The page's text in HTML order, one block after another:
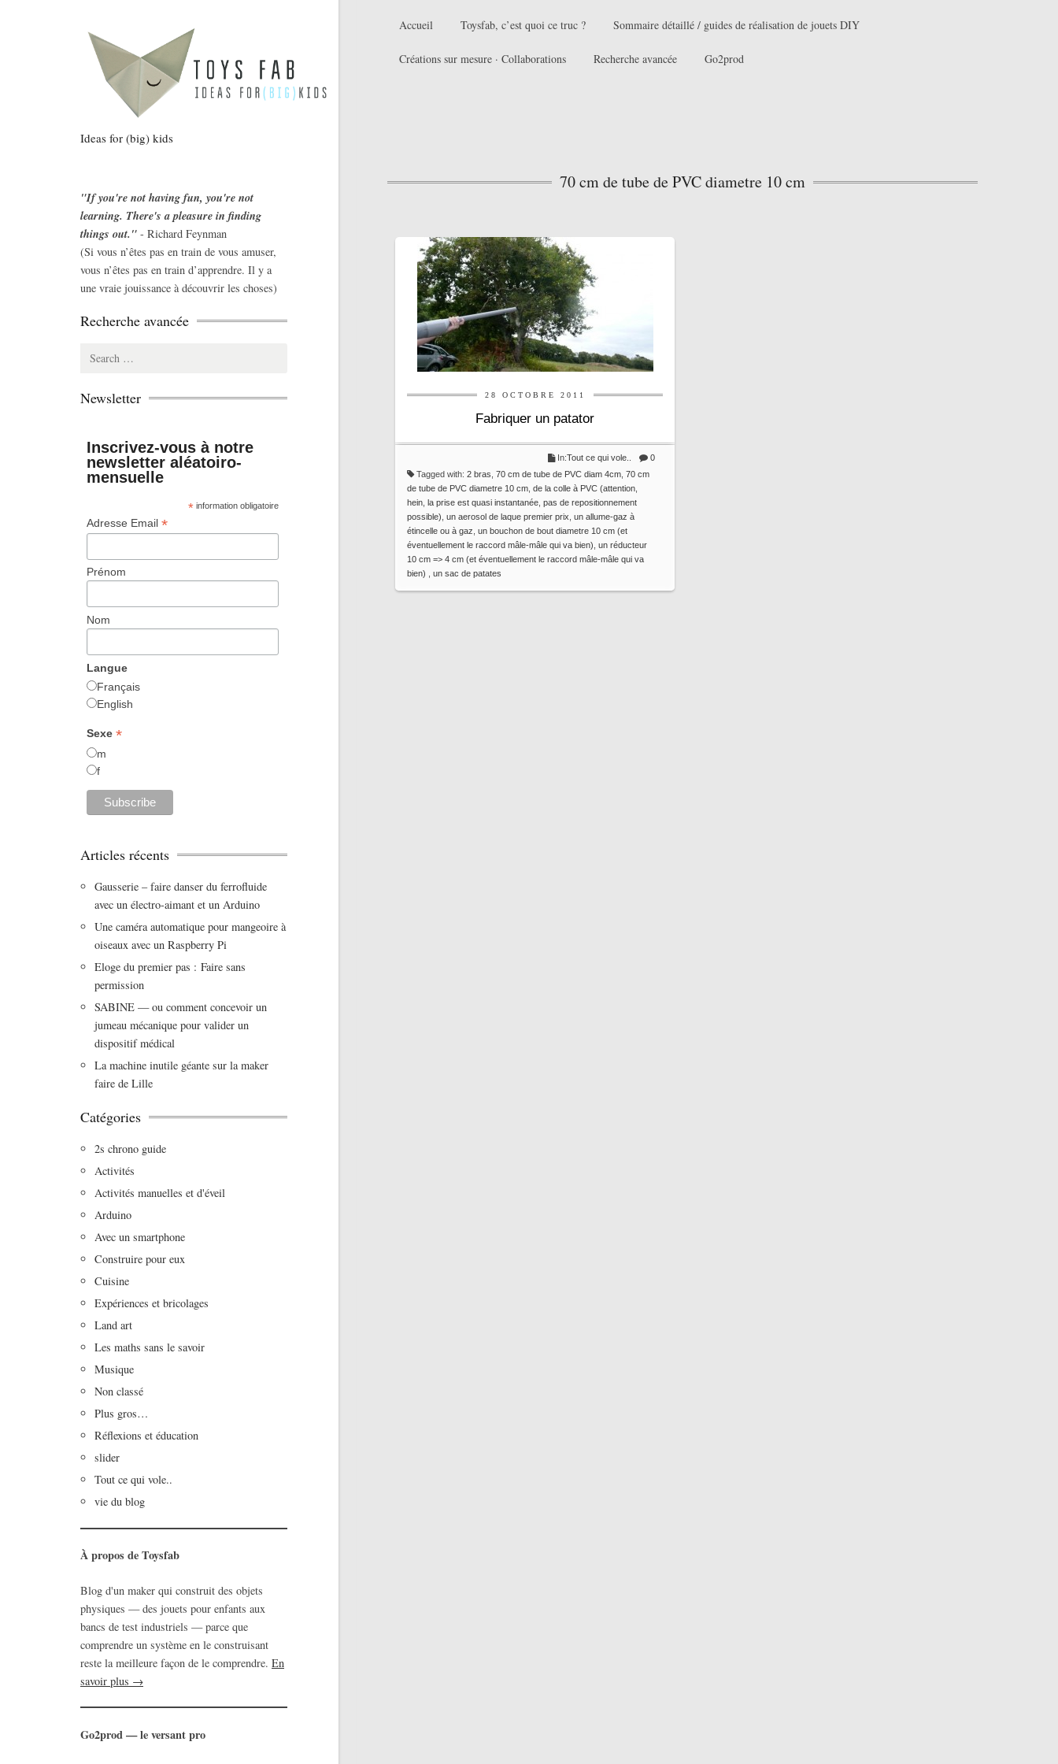
Ideas for (big) kids
Accueil Toysfab, c’est quoi ce truc ? Sommaire détaillé / guides de réalisation de jouets DIY
Créations sur mesure · Collaborations Recherche avancée Go2prod
70 cm de tube de PVC diametre 10 cm
28 OCTOBRE 2011
Fabriquer un patator
0
In:Tout ce qui vole..
Tagged with: 2 bras 70 cm de tube de PVC diam 4cm 70 cm
de tube de PVC diametre 10 cm de la colle à PVC (attention
hein la prise est quasi instantanée pas de repositionnement
possible) un aerosol de laque premier prix un allume-gaz à
étincelle ou à gaz un bouchon de bout diametre 10 cm (et
éventuellement le raccord mâle-mâle qui va bien) un réducteur
10 cm => 4 cm (et éventuellement le raccord mâle-mâle qui va
bien)
un sac de patates
"If you're not having fun, you're not
learning. There's a pleasure in finding
things out." - Richard Feynman
(Si vous n’êtes pas en train de vous amuser,
vous n’êtes pas en train d’apprendre. Il y a
une vraie jouissance à découvrir les choses)
Recherche avancée
Search
Newsletter
Inscrivez-vous à notre
newsletter aléatoiro-
mensuelle
* information obligatoire
Adresse Email *
Prénom
Nom
Langue
Français
English
Sexe *
m
f
Articles récents
Gausserie – faire danser du ferrofluide
avec un électro-aimant et un Arduino
Une caméra automatique pour mangeoire à
oiseaux avec un Raspberry Pi
Eloge du premier pas : Faire sans
permission
SABINE — ou comment concevoir un
jumeau mécanique pour valider un
dispositif médical
La machine inutile géante sur la maker
faire de Lille
Catégories
2s chrono guide
Activités
Activités manuelles et d'éveil
Arduino
Avec un smartphone
Construire pour eux
Cuisine
Expériences et bricolages
Land art
Les maths sans le savoir
Musique
Non classé
Plus gros…
Réflexions et éducation
slider
Tout ce qui vole..
vie du blog
À propos de Toysfab
Blog d'un maker qui construit des objets
physiques — des jouets pour enfants aux
bancs de test industriels — parce que
comprendre un système en le construisant
reste la meilleure façon de le comprendre. En
savoir plus →
Go2prod — le versant pro